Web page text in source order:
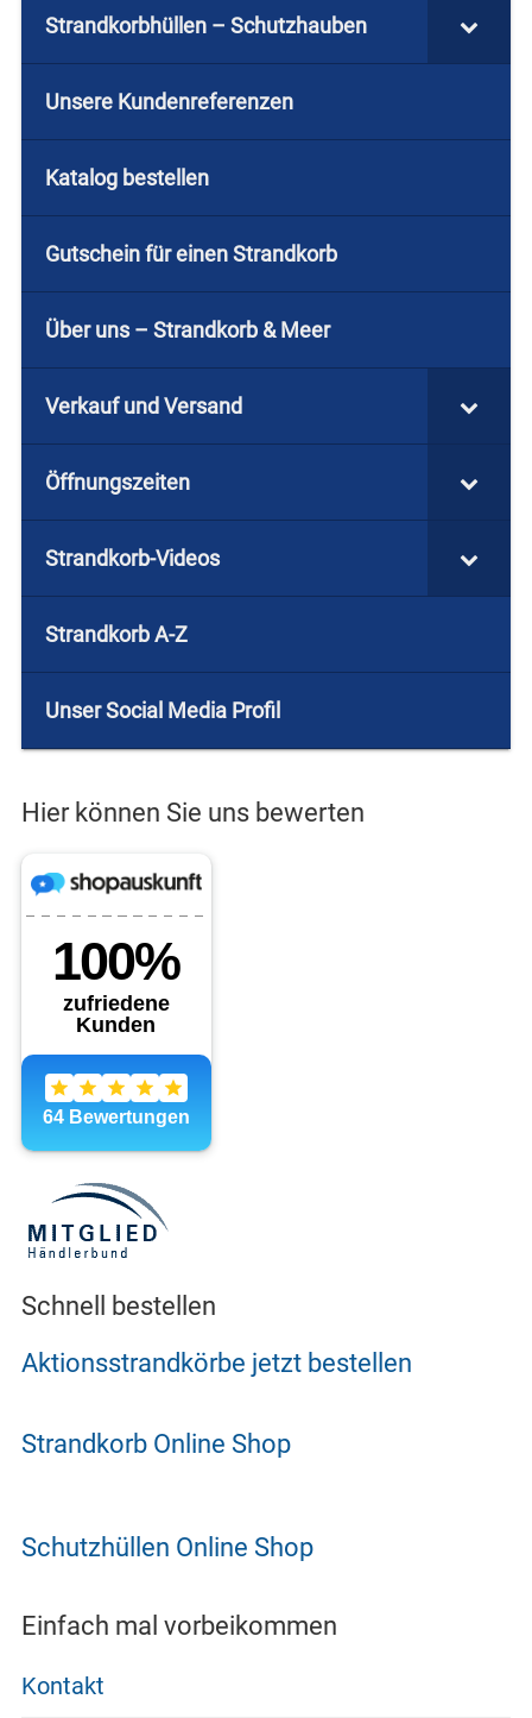
Strandkorbhüllen – Schutzhauben
Unsere Kundenreferenzen
Katalog bestellen
Gutschein für einen Strandkorb
Über uns – Strandkorb & Meer
Verkauf und Versand
Öffnungszeiten
Strandkorb-Videos
Strandkorb A-Z
Unser Social Media Profil
Hier können Sie uns bewerten
Schnell bestellen
Aktionsstrandkörbe jetzt bestellen
Strandkorb Online Shop
Schutzhüllen Online Shop
Einfach mal vorbeikommen
Kontakt